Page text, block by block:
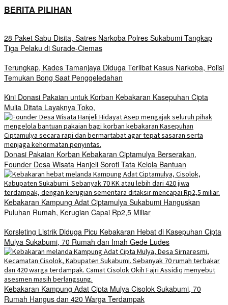
BERITA PILIHAN
28 Paket Sabu Disita, Satres Narkoba Polres Sukabumi Tangkap
Tiga Pelaku di Surade-Ciemas
Terungkap, Kades Tamanjaya Diduga Terlibat Kasus Narkoba, Polisi
Temukan Bong Saat Penggeledahan
Kini Donasi Pakaian untuk Korban Kebakaran Kasepuhan Cipta
Mulia Ditata Layaknya Toko,
Donasi Pakaian Korban Kebakaran Ciptamulya Berserakan,
Founder Desa Wisata Hanjeli Soroti Tata Kelola Bantuan
Kebakaran Kampung Adat Ciptamulya Sukabumi Hanguskan
Puluhan Rumah, Kerugian Capai Rp2,5 Miliar
Korsleting Listrik Diduga Picu Kebakaran Hebat di Kasepuhan Cipta
Mulya Sukabumi, 70 Rumah dan Imah Gede Ludes
Kebakaran Kampung Adat Cipta Mulya Cisolok Sukabumi, 70
Rumah Hangus dan 420 Warga Terdampak